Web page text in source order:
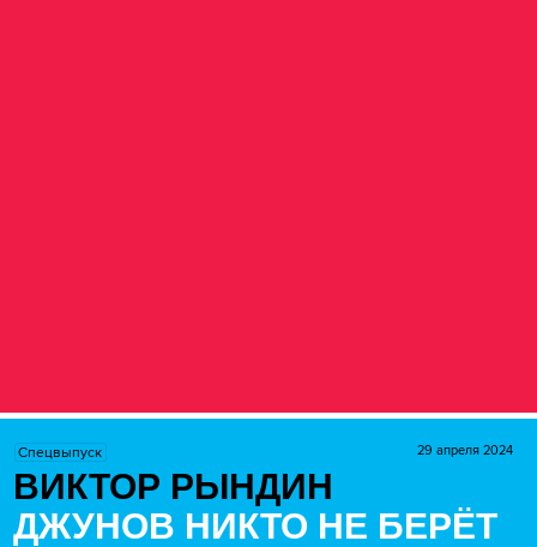
Спецвыпуск 29 апреля 2024
ВИКТОР РЫНДИН
ДЖУНОВ НИКТО НЕ БЕРЁТ